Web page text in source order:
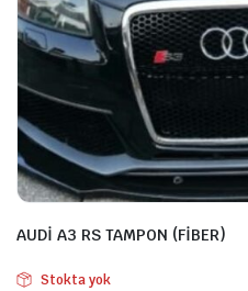
AUDİ A3 RS TAMPON (FİBER)
Stokta yok